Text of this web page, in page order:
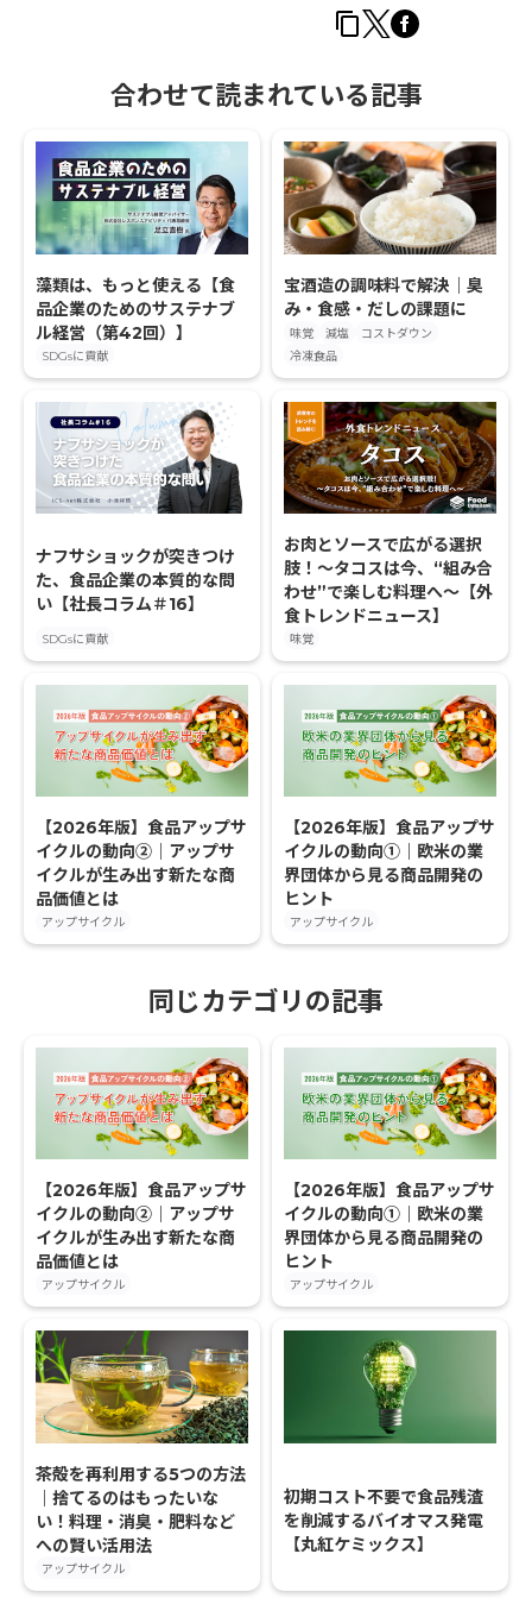
合わせて読まれている記事
藻類は、もっと使える【食
品企業のためのサステナブ
ル経営（第42回）】
SDGsに貢献
宝酒造の調味料で解決｜臭
み・食感・だしの課題に
味覚 減塩
コストダウン
冷凍食品
ナフサショックが突きつけ
た、食品企業の本質的な問
い【社長コラム＃16】
SDGsに貢献
お肉とソースで広がる選択
肢！〜タコスは今、“組み合
わせ”で楽しむ料理へ〜【外
食トレンドニュース】
味覚
【2026年版】食品アップサ
イクルの動向②｜アップサ
イクルが生み出す新たな商
品価値とは
アップサイクル
【2026年版】食品アップサ
イクルの動向①｜欧米の業
界団体から見る商品開発の
ヒント
アップサイクル
同じカテゴリの記事
【2026年版】食品アップサ
イクルの動向②｜アップサ
イクルが生み出す新たな商
品価値とは
アップサイクル
【2026年版】食品アップサ
イクルの動向①｜欧米の業
界団体から見る商品開発の
ヒント
アップサイクル
茶殻を再利用する5つの方法
｜捨てるのはもったいな
い！料理・消臭・肥料など
への賢い活用法
アップサイクル
初期コスト不要で食品残渣
を削減するバイオマス発電
【丸紅ケミックス】